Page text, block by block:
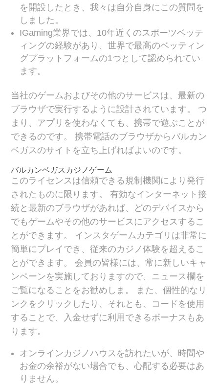
を開設したとき、我々は自分自身にこの質問を
しました。
IGaming業界では、10年近くのスポーツベッテ
ィングの経験があり、世界で最高のベッティン
グプラットフォームの1つとして認められてい
ます。
当社のゲームおよびその他のサービスは、最新の
ブラウザで実行するように設計されています。 つ
まり、アプリを使わなくても、携帯で遊ぶことが
できるのです。 携帯電話のブラウザからバルカン
ベガスのサイトを立ち上げればよいのです。
バルカンベガスカジノゲーム
このライセンスは信頼できる規制機関により発行
されたものに限ります。 有効なインターネット接
続と最新のブラウザがあれば、どのデバイスから
でもゲームやその他のサービスにアクセスするこ
とができます。 インスタゲームカテゴリは非常に
簡単にプレイでき、従来のカジノ体験を超えるこ
とができます。 会員の皆様には、常に新しいキャ
ンペーンを実施しておりますので、ニュース欄を
ご覧になることをお勧めしま。 また、個性的なリ
ンクをクリックしたり、それとも、コードを使用
することで、入金せずに利用できるボーナスもあ
ります。
オンラインカジノハウスを訪れたいが、時間や
お金の余裕がない場合でも、心配する必要はあ
りません。